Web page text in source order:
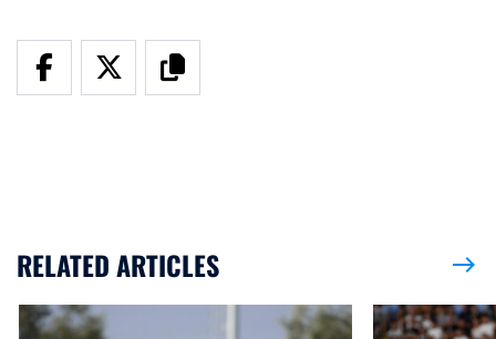
RELATED ARTICLES east